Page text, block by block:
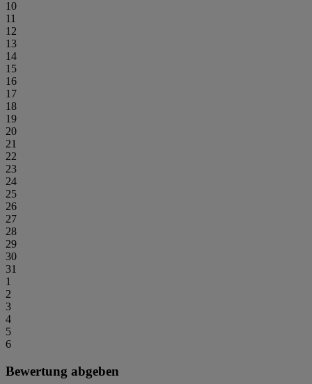
10
11
12
13
14
15
16
17
18
19
20
21
22
23
24
25
26
27
28
29
30
31
1
2
3
4
5
6
Bewertung abgeben